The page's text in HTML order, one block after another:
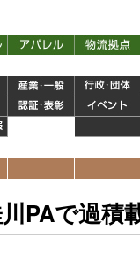
PAで過積